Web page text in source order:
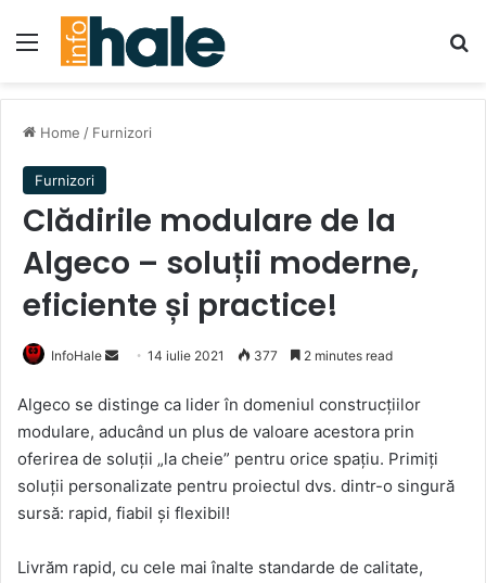
Menu
Home / Furnizori
Furnizori
Clădirile modulare de la
Algeco – soluții moderne,
eficiente și practice!
InfoHale
Send
email
14 iulie 2021 377 2 minutes read
Algeco se distinge ca lider în domeniul construcțiilor
modulare, aducând un plus de valoare acestora prin
oferirea de soluții „la cheie” pentru orice spațiu. Primiți
soluții personalizate pentru proiectul dvs. dintr-o singură
sursă: rapid, fiabil și flexibil!
Livrăm rapid, cu cele mai înalte standarde de calitate,